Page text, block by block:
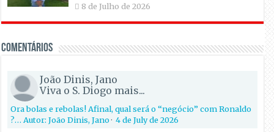
8 de Julho de 2026
Comentários
João Dinis, Jano
Viva o S. Diogo mais...
Ora bolas e rebolas! Afinal, qual será o “negócio” com Ronaldo
?… Autor: João Dinis, Jano·4 de July de 2026